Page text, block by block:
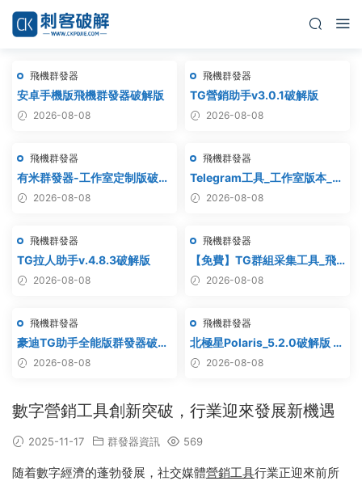
飛機群發器
安卓手機版飛機群發器破解版
2026-08-08
飛機群發器
TG營銷助手v3.0.1破解版
2026-08-08
飛機群發器
有米群發器-工作室定制版破解
版 2026-08-08
飛機群發器
Telegram工具_工作室版本_飛
機群發器_最新破解版
2026-08-08
飛機群發器
TG拉人助手v.4.8.3破解版
2026-08-08
飛機群發器
【免費】TG群組采集工具_飛
機群組采集軟件_電報群組采集
2026-08-08
飛機群發器
豪迪TG助手全能版群發器破解
版 2026-08-08
飛機群發器
北極星Polaris_5.2.0破解版 飛
機群發器_TG群發軟件
2026-08-08
數字營銷工具創新突破，行業迎來發展新機遇
2025-11-17 群發器資訊 569
随着數字經濟的蓬勃發展，社交媒體營銷工具行業正迎來前所